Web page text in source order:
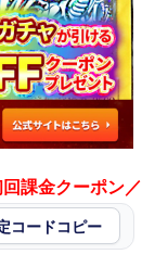
課金クーポン／
コードコピー